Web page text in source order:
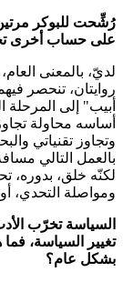
رُشِّحت للبوكر
على حساب أخرى
لديّ، بالمعنى
روايتان، تنحصر
أبيب" إلى المرحلة
أساسه محاولة
وتجاوز تقنياتي
بالعمل التالي
لكنّه خلق، بدوره،
ومواصلة التحدي،
السياسة تخرّب
تغيير السياسة،
بشكل عام؟